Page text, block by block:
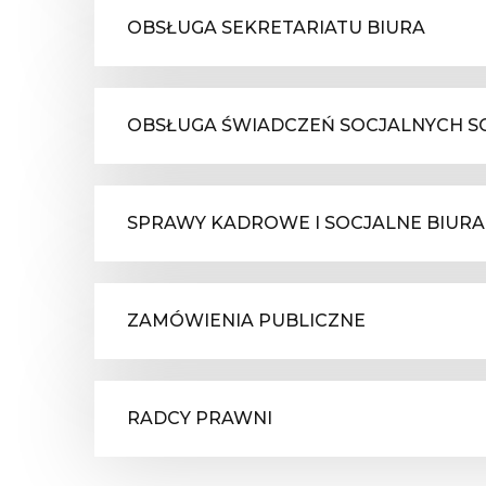
OBSŁUGA SEKRETARIATU BIURA
OBSŁUGA ŚWIADCZEŃ SOCJALNYCH
SPRAWY KADROWE I SOCJALNE BIURA
ZAMÓWIENIA PUBLICZNE
RADCY PRAWNI